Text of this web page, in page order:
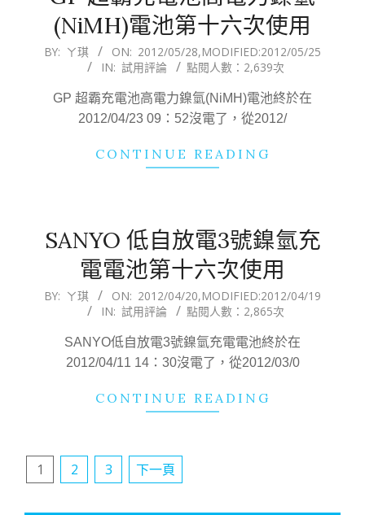
(NiMH)電池第十六次使用
2012-
BY: ㄚ琪 ON: 2012/05/28,MODIFIED:2012/05/25
IN: 試用評論 點閱人數：2,639次
GP 超霸充電池高電力鎳氫(NiMH)電池終於在
2012/04/23 09：52沒電了，從2012/
CONTINUE READING
SANYO 低自放電3號鎳氫充
電電池第十六次使用
2012-
BY: ㄚ琪 ON: 2012/04/20,MODIFIED:2012/04/19
IN: 試用評論 點閱人數：2,865次
SANYO低自放電3號鎳氫充電電池終於在
2012/04/11 14：30沒電了，從2012/03/0
CONTINUE READING
文1 2 3 下一頁